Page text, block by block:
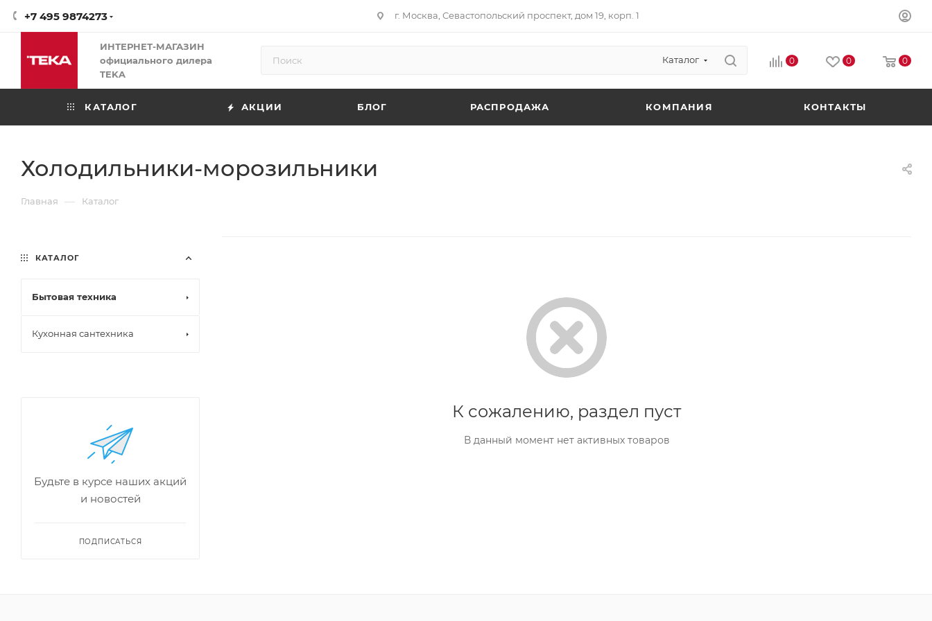
+7 495 9874273 г. Москва, Севастопольский проспект, дом 19, корп. 1
ИНТЕРНЕТ-МАГАЗИН
официального дилера
TEKA
Каталог 0 0 0
КАТАЛОГ АКЦИИ БЛОГ РАСПРОДАЖА КОМПАНИЯ КОНТАКТЫ
Холодильники-морозильники
Главная — Каталог
К сожалению, раздел пуст
В данный момент нет активных товаров
КАТАЛОГ
Бытовая техника
Кухонная сантехника
Будьте в курсе наших акций
и новостей
ПОДПИСАТЬСЯ